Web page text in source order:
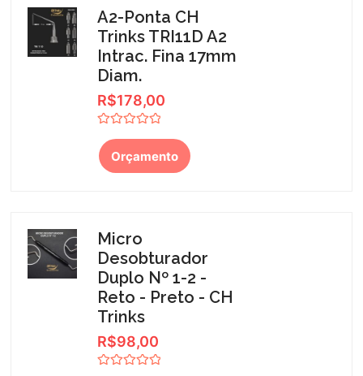
A2-Ponta CH
Trinks TRI11D A2
Intrac. Fina 17mm
Diam.
R$178,00
0
de
5
Orçamento
Micro
Desobturador
Duplo Nº 1-2 -
Reto - Preto - CH
Trinks
R$98,00